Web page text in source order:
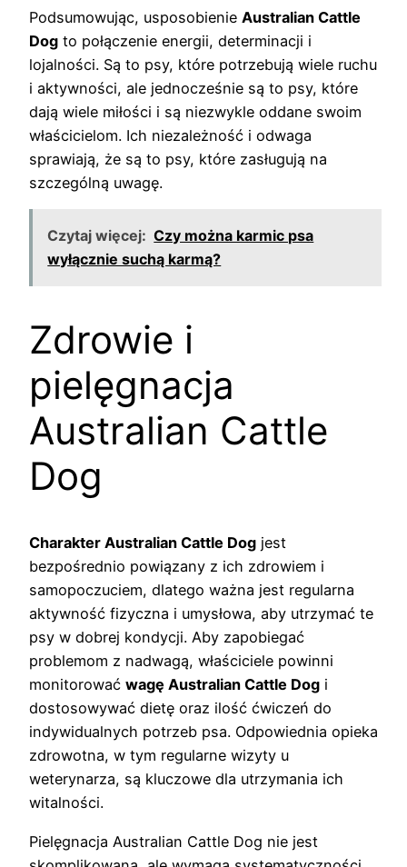
Podsumowując, usposobienie Australian Cattle
Dog to połączenie energii, determinacji i
lojalności. Są to psy, które potrzebują wiele ruchu
i aktywności, ale jednocześnie są to psy, które
dają wiele miłości i są niezwykle oddane swoim
właścicielom. Ich niezależność i odwaga
sprawiają, że są to psy, które zasługują na
szczególną uwagę.
Czytaj więcej: Czy można karmic psa
wyłącznie suchą karmą?
Zdrowie i
pielęgnacja
Australian Cattle
Dog
Charakter Australian Cattle Dog jest
bezpośrednio powiązany z ich zdrowiem i
samopoczuciem, dlatego ważna jest regularna
aktywność fizyczna i umysłowa, aby utrzymać te
psy w dobrej kondycji. Aby zapobiegać
problemom z nadwagą, właściciele powinni
monitorować wagę Australian Cattle Dog i
dostosowywać dietę oraz ilość ćwiczeń do
indywidualnych potrzeb psa. Odpowiednia opieka
zdrowotna, w tym regularne wizyty u
weterynarza, są kluczowe dla utrzymania ich
witalności.
Pielęgnacja Australian Cattle Dog nie jest